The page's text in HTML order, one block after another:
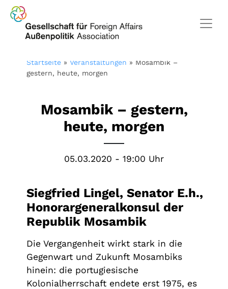
Startseite » Veranstaltungen » Mosambik –
gestern, heute, morgen
Mosambik – gestern,
heute, morgen
05.03.2020 - 19:00 Uhr
Siegfried Lingel, Senator E.h.,
Honorargeneralkonsul der
Republik Mosambik
Die Vergangenheit wirkt stark in die
Gegenwart und Zukunft Mosambiks
hinein: die portugiesische
Kolonialherrschaft endete erst 1975, es